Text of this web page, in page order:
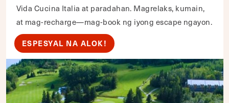
Vida Cucina Italia at paradahan. Magrelaks, kumain,
at mag-recharge—mag-book ng iyong escape ngayon.
ESPESYAL NA ALOK!